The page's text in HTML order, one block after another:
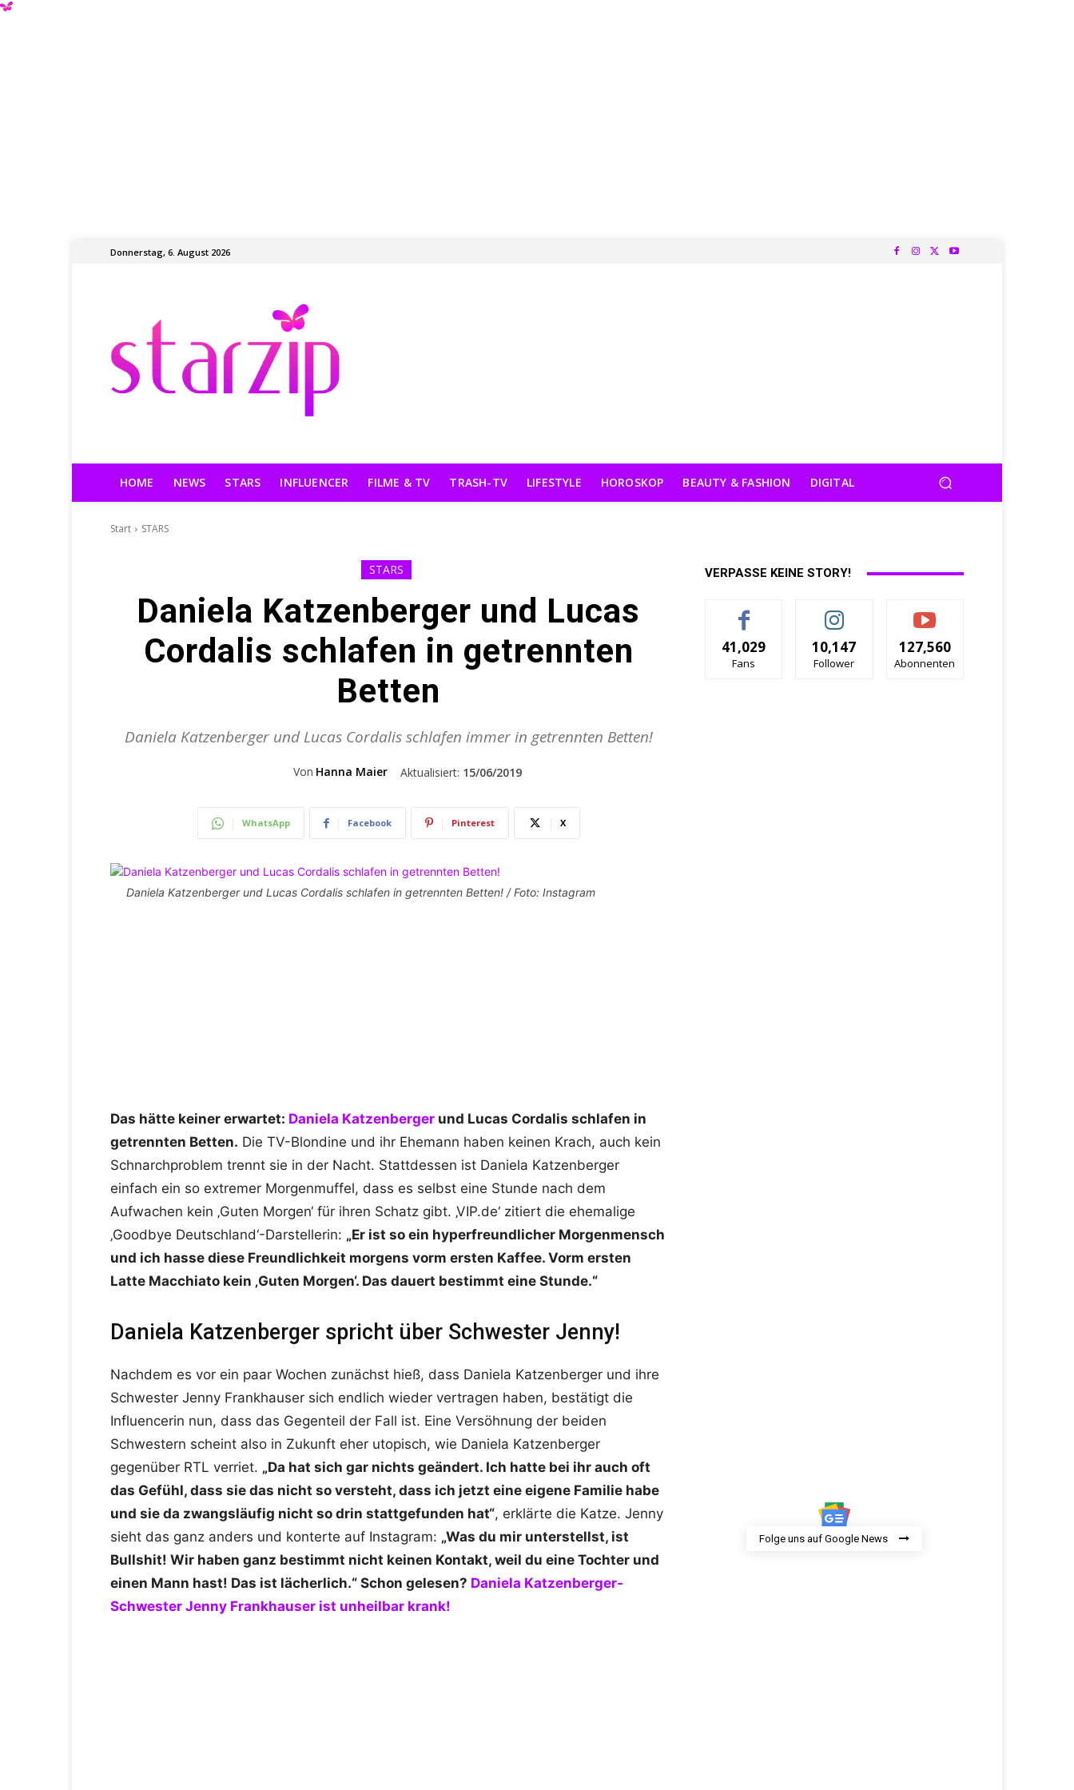
Donnerstag, 6. August 2026
HOME NEWS STARS INFLUENCER FILME & TV TRASH-TV LIFESTYLE HOROSKOP BEAUTY & FASHION DIGITAL
Start STARS
STARS
Daniela Katzenberger und Lucas
Cordalis schlafen in getrennten
Betten
Daniela Katzenberger und Lucas Cordalis schlafen immer in getrennten Betten!
Von Hanna Maier Aktualisiert: 15/06/2019
WhatsApp Facebook Pinterest X
Daniela Katzenberger und Lucas Cordalis schlafen in getrennten Betten! / Foto: Instagram
Das hätte keiner erwartet: Daniela Katzenberger und Lucas Cordalis schlafen in
getrennten Betten. Die TV-Blondine und ihr Ehemann haben keinen Krach, auch kein
Schnarchproblem trennt sie in der Nacht. Stattdessen ist Daniela Katzenberger
einfach ein so extremer Morgenmuffel, dass es selbst eine Stunde nach dem
Aufwachen kein ‚Guten Morgen‘ für ihren Schatz gibt. ‚VIP.de‘ zitiert die ehemalige
‚Goodbye Deutschland‘-Darstellerin: „Er ist so ein hyperfreundlicher Morgenmensch
und ich hasse diese Freundlichkeit morgens vorm ersten Kaffee. Vorm ersten
Latte Macchiato kein ‚Guten Morgen‘. Das dauert bestimmt eine Stunde.“
Daniela Katzenberger spricht über Schwester Jenny!
Nachdem es vor ein paar Wochen zunächst hieß, dass Daniela Katzenberger und ihre
Schwester Jenny Frankhauser sich endlich wieder vertragen haben, bestätigt die
Influencerin nun, dass das Gegenteil der Fall ist. Eine Versöhnung der beiden
Schwestern scheint also in Zukunft eher utopisch, wie Daniela Katzenberger
gegenüber RTL verriet. „Da hat sich gar nichts geändert. Ich hatte bei ihr auch oft
das Gefühl, dass sie das nicht so versteht, dass ich jetzt eine eigene Familie habe
und sie da zwangsläufig nicht so drin stattgefunden hat“, erklärte die Katze. Jenny
sieht das ganz anders und konterte auf Instagram: „Was du mir unterstellst, ist
Bullshit! Wir haben ganz bestimmt nicht keinen Kontakt, weil du eine Tochter und
einen Mann hast! Das ist lächerlich.“ Schon gelesen? Daniela Katzenberger-
Schwester Jenny Frankhauser ist unheilbar krank!
VERPASSE KEINE STORY!
41,029
Fans
10,147
Follower
127,560
Abonnenten
Folge uns auf Google News